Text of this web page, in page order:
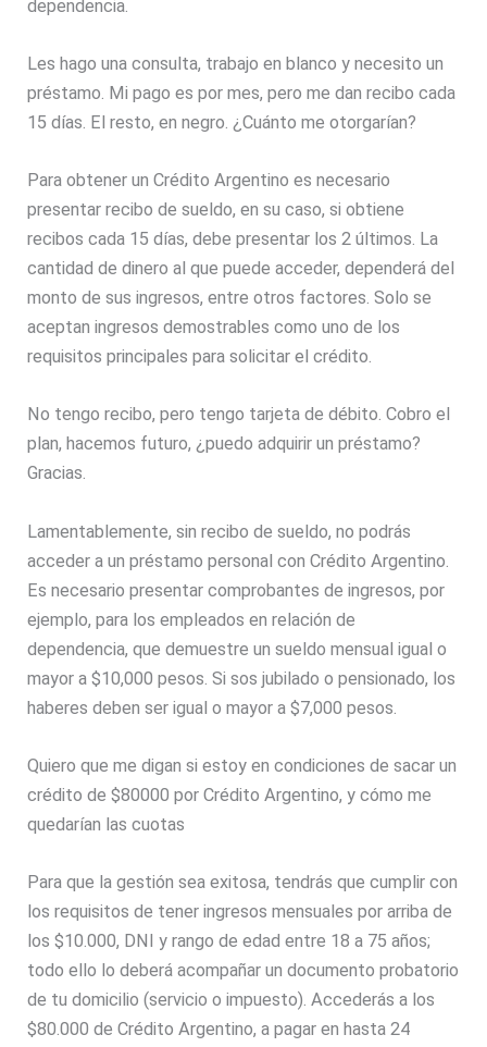
dependencia.
Les hago una consulta, trabajo en blanco y necesito un
préstamo. Mi pago es por mes, pero me dan recibo cada
15 días. El resto, en negro. ¿Cuánto me otorgarían?
Para obtener un Crédito Argentino es necesario
presentar recibo de sueldo, en su caso, si obtiene
recibos cada 15 días, debe presentar los 2 últimos. La
cantidad de dinero al que puede acceder, dependerá del
monto de sus ingresos, entre otros factores. Solo se
aceptan ingresos demostrables como uno de los
requisitos principales para solicitar el crédito.
No tengo recibo, pero tengo tarjeta de débito. Cobro el
plan, hacemos futuro, ¿puedo adquirir un préstamo?
Gracias.
Lamentablemente, sin recibo de sueldo, no podrás
acceder a un préstamo personal con Crédito Argentino.
Es necesario presentar comprobantes de ingresos, por
ejemplo, para los empleados en relación de
dependencia, que demuestre un sueldo mensual igual o
mayor a $10,000 pesos. Si sos jubilado o pensionado, los
haberes deben ser igual o mayor a $7,000 pesos.
Quiero que me digan si estoy en condiciones de sacar un
crédito de $80000 por Crédito Argentino, y cómo me
quedarían las cuotas
Para que la gestión sea exitosa, tendrás que cumplir con
los requisitos de tener ingresos mensuales por arriba de
los $10.000, DNI y rango de edad entre 18 a 75 años;
todo ello lo deberá acompañar un documento probatorio
de tu domicilio (servicio o impuesto). Accederás a los
$80.000 de Crédito Argentino, a pagar en hasta 24